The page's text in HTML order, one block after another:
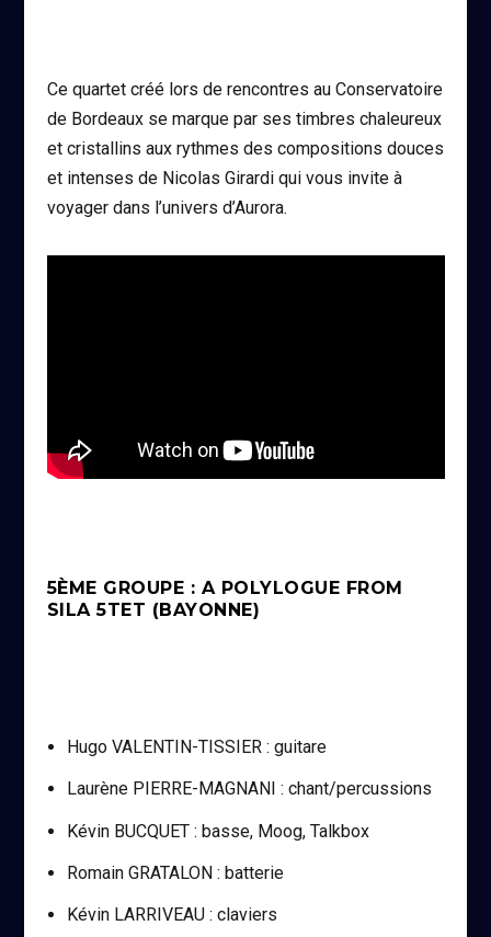
Ce quartet créé lors de rencontres au Conservatoire
de Bordeaux se marque par ses timbres chaleureux
et cristallins aux rythmes des compositions douces
et intenses de Nicolas Girardi qui vous invite à
voyager dans l’univers d’Aurora.
5ÈME GROUPE : A POLYLOGUE FROM
SILA 5TET (BAYONNE)
Hugo VALENTIN-TISSIER : guitare
Laurène PIERRE-MAGNANI : chant/percussions
Kévin BUCQUET : basse, Moog, Talkbox
Romain GRATALON : batterie
Kévin LARRIVEAU : claviers